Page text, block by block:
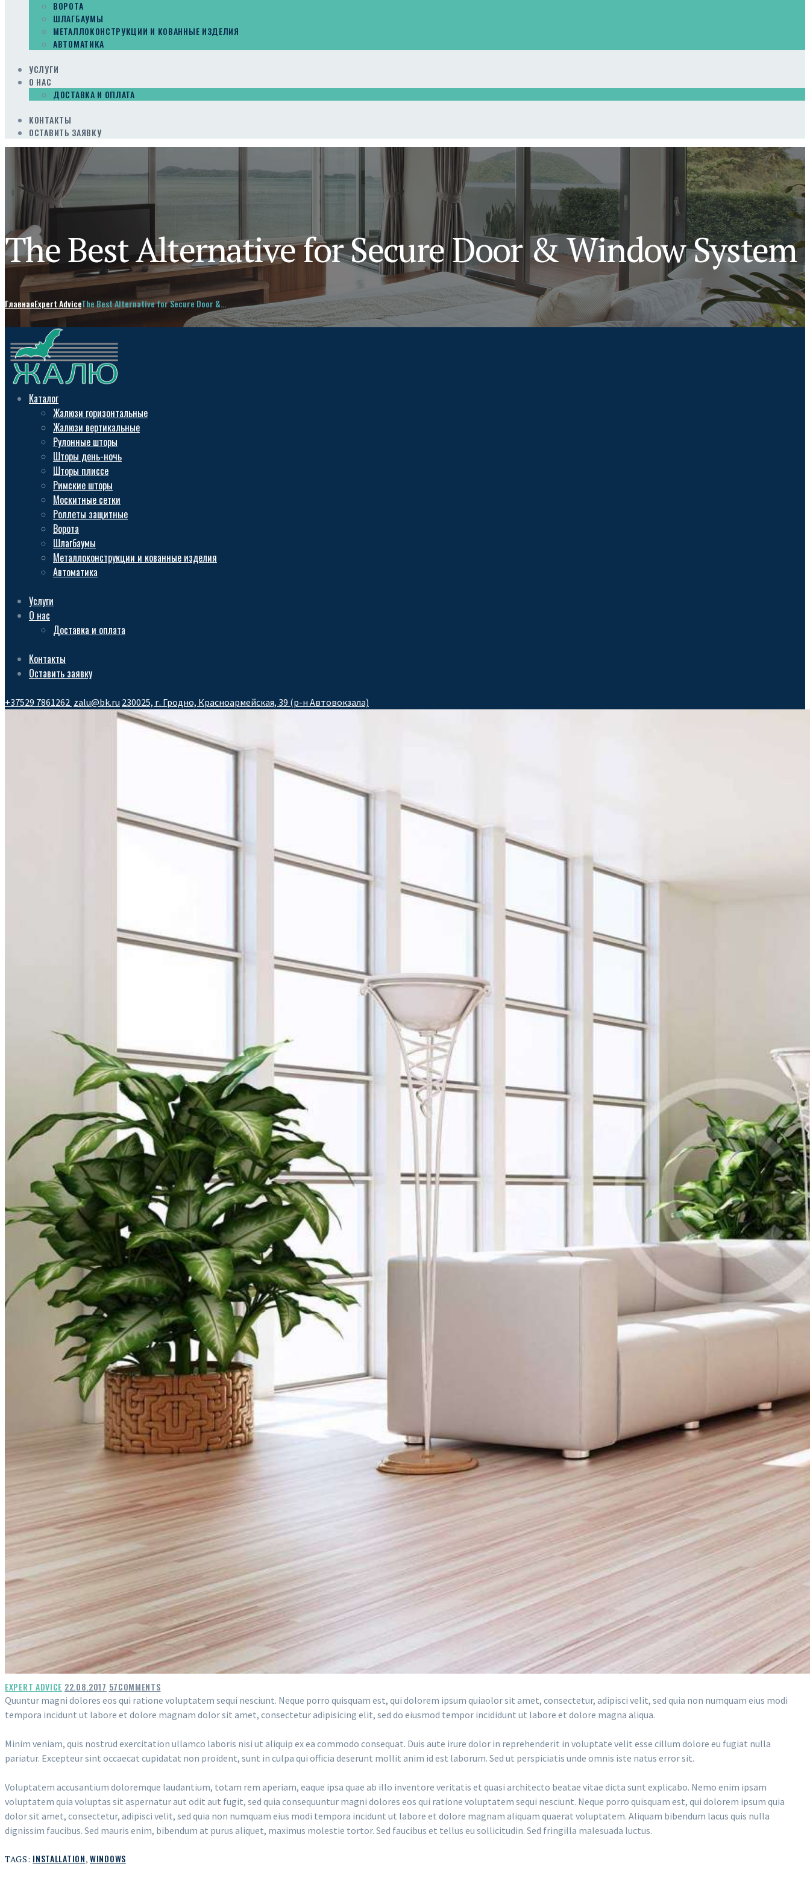
ВОРОТА
ШЛАГБАУМЫ
МЕТАЛЛОКОНСТРУКЦИИ И КОВАННЫЕ ИЗДЕЛИЯ
АВТОМАТИКА
УСЛУГИ
О НАС
ДОСТАВКА И ОПЛАТА
КОНТАКТЫ
ОСТАВИТЬ ЗАЯВКУ
The Best Alternative for Secure Door & Window System
ГлавнаяExpert AdviceThe Best Alternative for Secure Door &...
Каталог
Жалюзи горизонтальные
Жалюзи вертикальные
Рулонные шторы
Шторы день-ночь
Шторы плиссе
Римские шторы
Москитные сетки
Роллеты защитные
Ворота
Шлагбаумы
Металлоконструкции и кованные изделия
Автоматика
Услуги
О нас
Доставка и оплата
Контакты
Оставить заявку
+37529 7861262 zalu@bk.ru 230025, г. Гродно, Красноармейская, 39 (р-н Автовокзала)
EXPERT ADVICE 22.08.2017 57COMMENTS
Quuntur magni dolores eos qui ratione voluptatem sequi nesciunt. Neque porro quisquam est, qui dolorem ipsum quiaolor sit amet, consectetur, adipisci velit, sed quia non numquam eius modi
tempora incidunt ut labore et dolore magnam dolor sit amet, consectetur adipisicing elit, sed do eiusmod tempor incididunt ut labore et dolore magna aliqua.
Minim veniam, quis nostrud exercitation ullamco laboris nisi ut aliquip ex ea commodo consequat. Duis aute irure dolor in reprehenderit in voluptate velit esse cillum dolore eu fugiat nulla
pariatur. Excepteur sint occaecat cupidatat non proident, sunt in culpa qui officia deserunt mollit anim id est laborum. Sed ut perspiciatis unde omnis iste natus error sit.
Voluptatem accusantium doloremque laudantium, totam rem aperiam, eaque ipsa quae ab illo inventore veritatis et quasi architecto beatae vitae dicta sunt explicabo. Nemo enim ipsam
voluptatem quia voluptas sit aspernatur aut odit aut fugit, sed quia consequuntur magni dolores eos qui ratione voluptatem sequi nesciunt. Neque porro quisquam est, qui dolorem ipsum quia
dolor sit amet, consectetur, adipisci velit, sed quia non numquam eius modi tempora incidunt ut labore et dolore magnam aliquam quaerat voluptatem. Aliquam bibendum lacus quis nulla
dignissim faucibus. Sed mauris enim, bibendum at purus aliquet, maximus molestie tortor. Sed faucibus et tellus eu sollicitudin. Sed fringilla malesuada luctus.
TAGS: INSTALLATION,WINDOWS